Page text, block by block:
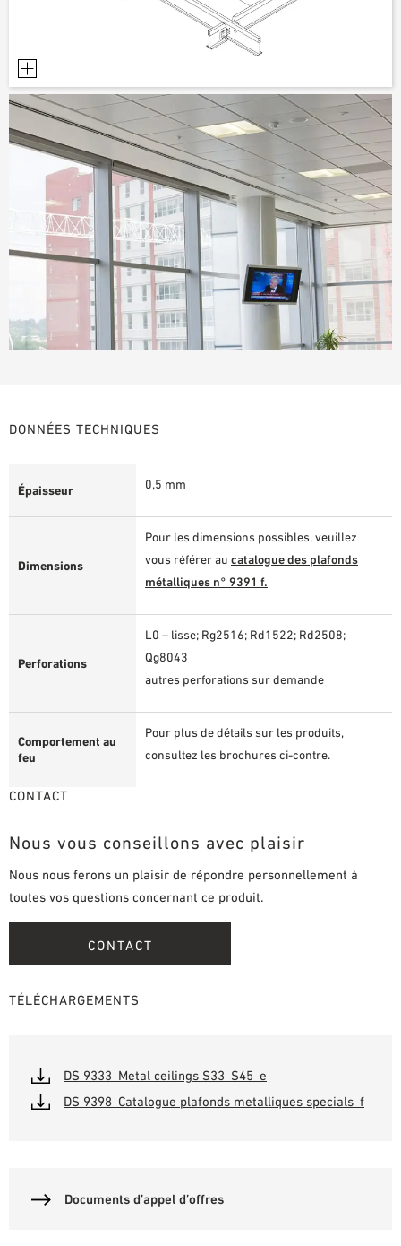
DOCUMENTS D’AIDE À LA PLANIFICATION
VIDÉOS
COMMANDE D’ÉCHANTILLONS
DONNÉES TECHNIQUES
Épaisseur 0,5 mm
Dimensions
Pour les dimensions possibles, veuillez
vous référer au catalogue des plafonds
métalliques n° 9391 f.
Perforations
L0 – lisse; Rg2516; Rd1522; Rd2508;
Qg8043
autres perforations sur demande
Comportement au
feu
Pour plus de détails sur les produits,
consultez les brochures ci-contre.
CONTACT
Nous vous conseillons avec plaisir
Nous nous ferons un plaisir de répondre personnellement à
toutes vos questions concernant ce produit.
CONTACT
TÉLÉCHARGEMENTS
DS 9333_Metal ceilings S33_S45_e
DS 9398_Catalogue plafonds metalliques specials_f
Documents d’appel d’offres